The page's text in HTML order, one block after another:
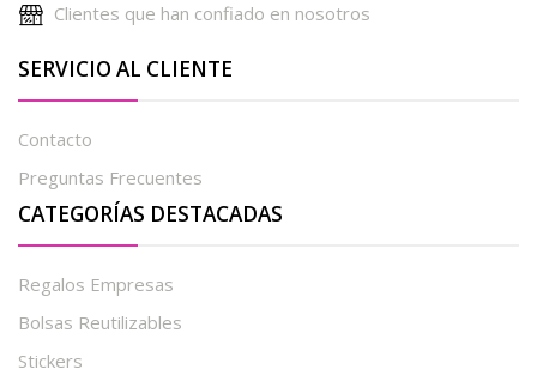
Clientes que han confiado en nosotros
SERVICIO AL CLIENTE
Contacto
Preguntas Frecuentes
CATEGORÍAS DESTACADAS
Regalos Empresas
Bolsas Reutilizables
Stickers